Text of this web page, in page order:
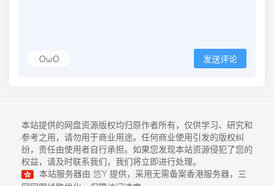
OωO 发送评论
本站提供的网盘资源版权均归原作者所有，仅供学习、研究和
参考之用，请勿用于商业用途。任何商业使用引发的版权纠
纷，责任由使用者自行承担。如果您发现本站资源侵犯了您的
权益，请及时联系我们，我们将立即进行处理。
本站服务器由 悠Y 提供，采用无需备案香港服务器，三